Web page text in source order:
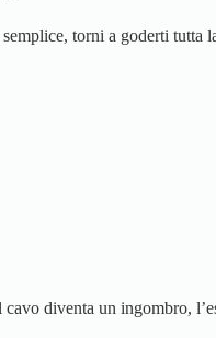
torni a goderti tutta
diventa un ingombro,